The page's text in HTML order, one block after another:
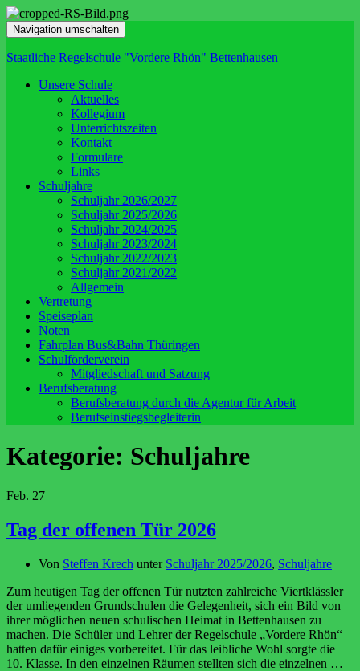
Navigation umschalten
Staatliche Regelschule "Vordere Rhön" Bettenhausen
Unsere Schule
Aktuelles
Kollegium
Unterrichtszeiten
Kontakt
Formulare
Links
Schuljahre
Schuljahr 2026/2027
Schuljahr 2025/2026
Schuljahr 2024/2025
Schuljahr 2023/2024
Schuljahr 2022/2023
Schuljahr 2021/2022
Allgemein
Vertretung
Speiseplan
Noten
Fahrplan Bus&Bahn Thüringen
Schulförderverein
Mitgliedschaft und Satzung
Berufsberatung
Berufsberatung durch die Agentur für Arbeit
Berufseinstiegsbegleiterin
Kategorie: Schuljahre
Feb. 27
Tag der offenen Tür 2026
Von Steffen Krech unter Schuljahr 2025/2026, Schuljahre
Zum heutigen Tag der offenen Tür nutzten zahlreiche Viertklässler
der umliegenden Grundschulen die Gelegenheit, sich ein Bild von
ihrer möglichen neuen schulischen Heimat in Bettenhausen zu
machen. Die Schüler und Lehrer der Regelschule „Vordere Rhön“
hatten dafür einiges vorbereitet. Für das leibliche Wohl sorgte die
10. Klasse. In den einzelnen Räumen stellten sich die einzelnen …